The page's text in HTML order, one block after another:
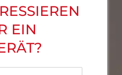
EIN